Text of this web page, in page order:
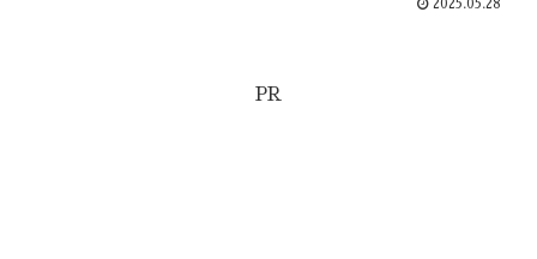
2025.05.28
PR